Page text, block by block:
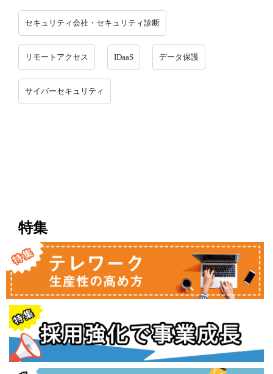
セキュリティ会社・セキュリティ診断
リモートアクセス IDaaS データ保護
サイバーセキュリティ
特集